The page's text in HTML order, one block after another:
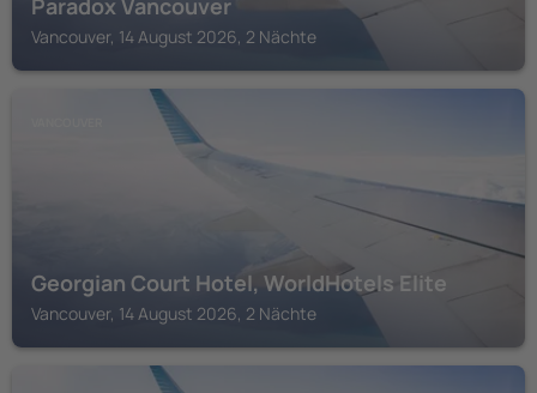
Paradox Vancouver
Vancouver, 14 August 2026, 2 Nächte
Georgian Court Hotel, WorldHotels Elite
Vancouver, 14 August 2026, 2 Nächte